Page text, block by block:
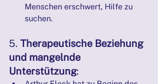
Menschen erschwert, Hilfe zu
suchen.
5. Therapeutische Beziehung
und mangelnde
Unterstützung: